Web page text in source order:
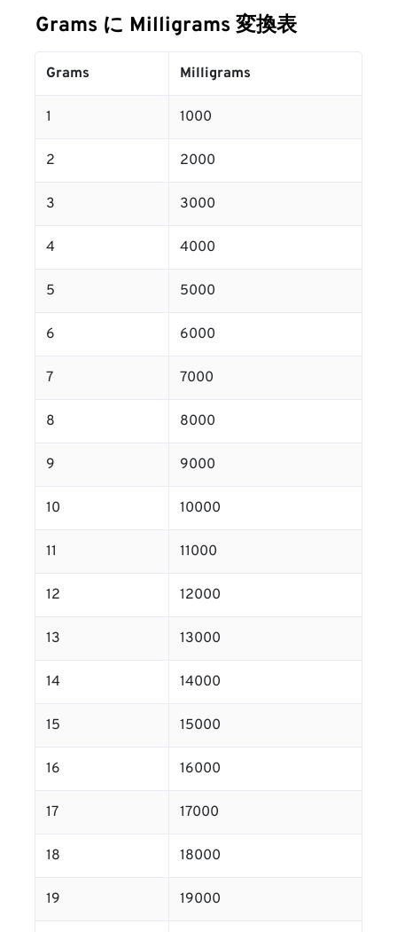
Grams に Milligrams 変換表
Grams Milligrams
1 1000
2 2000
3 3000
4 4000
5 5000
6 6000
7 7000
8 8000
9 9000
10 10000
11 11000
12 12000
13 13000
14 14000
15 15000
16 16000
17 17000
18 18000
19 19000